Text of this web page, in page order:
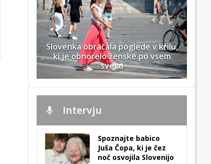
Slovenka obračala poglede v krilu,
ki je obnorelo ženske po vsem
svetu
Intervju
Spoznajte babico
Juša Čopa, ki je čez
noč osvojila Slovenijo